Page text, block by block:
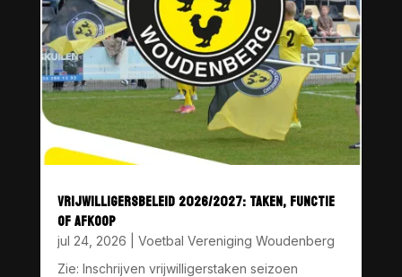
VRIJWILLIGERSBELEID 2026/2027: TAKEN, FUNCTIE
OF AFKOOP
jul 24, 2026
Voetbal Vereniging Woudenberg
Zie: Inschrijven vrijwilligerstaken seizoen